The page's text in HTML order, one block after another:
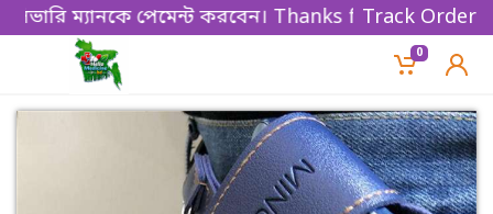
ম্যানকে পেমেন্ট করবেন। Thanks for shopping!Track Order
0